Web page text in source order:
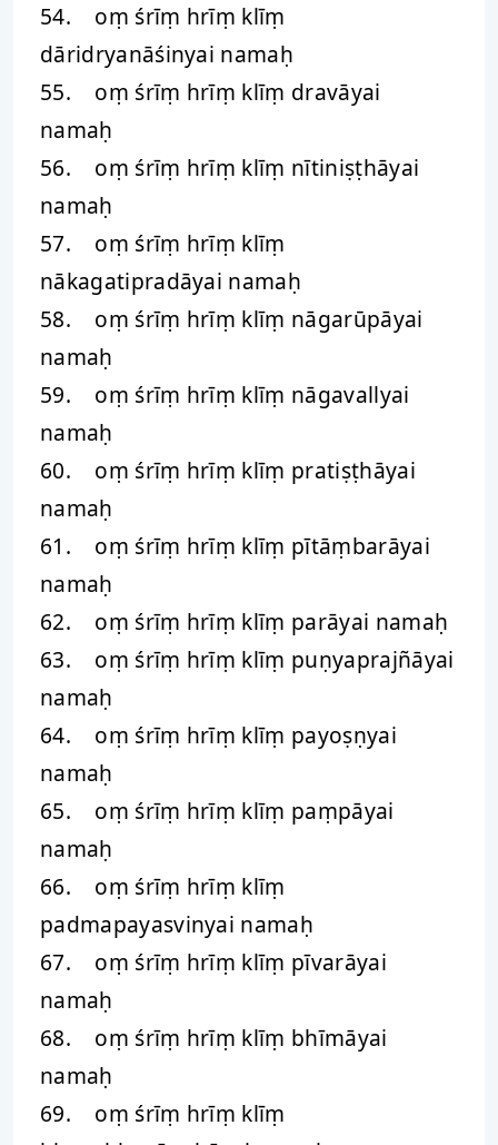
54. oṃ śrīṃ hrīṃ klīṃ
dāridryanāśinyai namaḥ
55. oṃ śrīṃ hrīṃ klīṃ dravāyai
namaḥ
56. oṃ śrīṃ hrīṃ klīṃ nītiniṣṭhāyai
namaḥ
57. oṃ śrīṃ hrīṃ klīṃ
nākagatipradāyai namaḥ
58. oṃ śrīṃ hrīṃ klīṃ nāgarūpāyai
namaḥ
59. oṃ śrīṃ hrīṃ klīṃ nāgavallyai
namaḥ
60. oṃ śrīṃ hrīṃ klīṃ pratiṣṭhāyai
namaḥ
61. oṃ śrīṃ hrīṃ klīṃ pītāṃbarāyai
namaḥ
62. oṃ śrīṃ hrīṃ klīṃ parāyai namaḥ
63. oṃ śrīṃ hrīṃ klīṃ puṇyaprajñāyai
namaḥ
64. oṃ śrīṃ hrīṃ klīṃ payoṣṇyai
namaḥ
65. oṃ śrīṃ hrīṃ klīṃ paṃpāyai
namaḥ
66. oṃ śrīṃ hrīṃ klīṃ
padmapayasvinyai namaḥ
67. oṃ śrīṃ hrīṃ klīṃ pīvarāyai
namaḥ
68. oṃ śrīṃ hrīṃ klīṃ bhīmāyai
namaḥ
69. oṃ śrīṃ hrīṃ klīṃ